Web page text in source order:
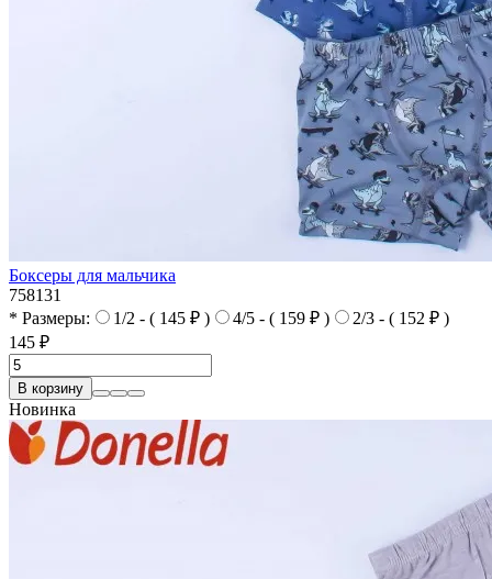
Боксеры для мальчика
758131
* Размеры:
1/2 - ( 145 ₽ ) 4/5 - ( 159 ₽ )
2/3 - ( 152 ₽ )
145 ₽
В корзину
Новинка